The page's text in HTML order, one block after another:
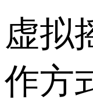
虚拟
作方